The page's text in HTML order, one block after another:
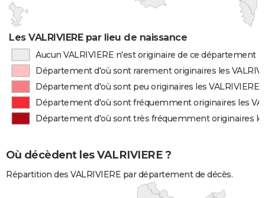
Les VALRIVIERE par lieu de naissance
Aucun VALRIVIERE n'est originaire de ce département
Département d'où sont rarement originaires les
Département d'où sont peu originaires les VALRIVIERE
Département d'où sont fréquemment originaires les
Département d'où sont très fréquemment originaires
Où décèdent les VALRIVIERE ?
Répartition des VALRIVIERE par département de décès.